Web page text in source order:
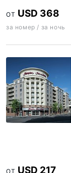
ОТ USD 368
за номер / за ночь
ОТ USD 217